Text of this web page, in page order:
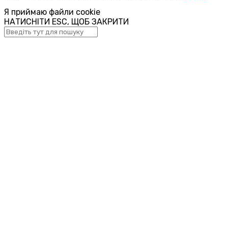
Я приймаю файли cookie
НАТИСНІТИ ESC, ЩОБ ЗАКРИТИ